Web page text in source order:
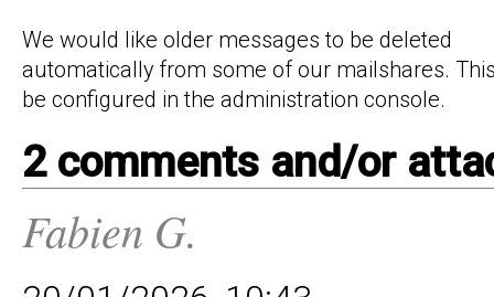
We would like older messages to be deleted
automatically from some of our mailshares.
be configured in the administration console.
2 comments and/or
Fabien G.